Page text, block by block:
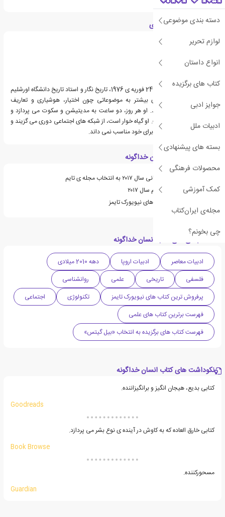
دسته بندی موضوعی
لوازم تحریر
انواع داستان
کتاب های برگزیده
جوایز ادبی
ادبیات ملل
بسته های پیشنهادی
محصولات فرهنگی
کمک آموزشی
مجله‌ی ایران‌کتاب
چی بخونم؟
درباره یووال نوح هراری
یووال نوح هراری، زاده ی 24 فوریه ی 1976، تاریخ نگار و استاد تاریخ دانشگاه اورشلیم
است. نوشته های هراری بیشتر به موضوعاتی چون اختیار، هوشیاری و تعاریف
هوشمندی اختصاص دارند. او هر روز، دو ساعت به مدیتیشن و سکوت می پردازد و
معلم مدیتیشن نیز هست. او گیاه خوار است، از شبکه های اجتماعی دوری می گزیند و
داشتن گوشی هوشمند را برای خود مناسب نمی داند.
ویژگی های کتاب انسان خداگونه
کاندید جایزه ی کتاب ولکام سال ۲۰۱۷
جزو لیست پرفروش ترین های نیویورک تایمز
دسته بندی های کتاب انسان خداگونه
ادبیات معاصر ادبیات اروپا
دهه 2010 میلادی
فلسفی
تاریخی علمی
روانشناسی
پرفروش ترین کتاب های نیویورک تایمز
تکنولوژی
اجتماعی
فهرست برترین کتاب های علمی
فهرست کتاب های برگزیده به انتخاب «بیل گیتس»
نکوداشت های کتاب انسان خداگونه
کتابی بدیع، هیجان انگیز و برانگیزاننده.
Goodreads
کتابی خارق العاده که به کاوش در آینده ی نوع بشر می پردازد.
Book Browse
مسحورکننده.
Guardian